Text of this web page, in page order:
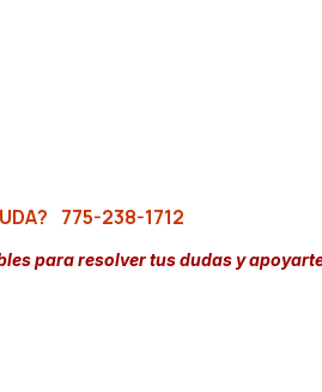
775-238-1712
para resolver tus dudas y